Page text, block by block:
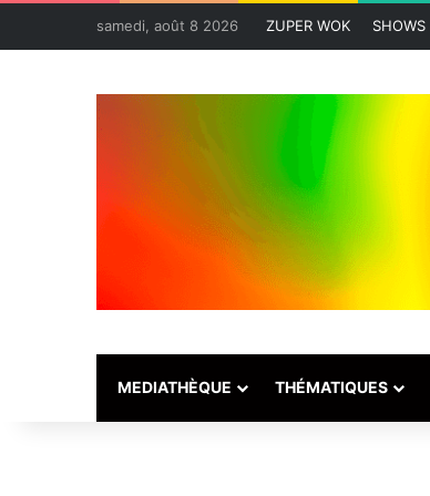
samedi, août 8 2026 ZUPER WOK SHOWS
MEDIATHÈQUE THÉMATIQUES